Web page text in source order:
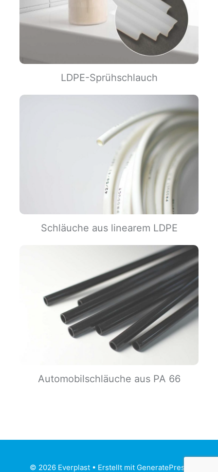
LDPE-Sprühschlauch
Schläuche aus linearem LDPE
Automobilschläuche aus PA 66
© 2026 Everplast• Erstellt mit GeneratePress